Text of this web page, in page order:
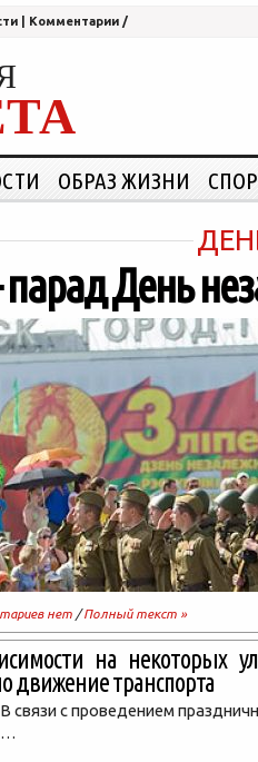
Комментарии /
ОБРАЗ ЖИЗНИ
День
нет /Полный текст »
на некоторых
движение транспорта
В связи с проведением
…